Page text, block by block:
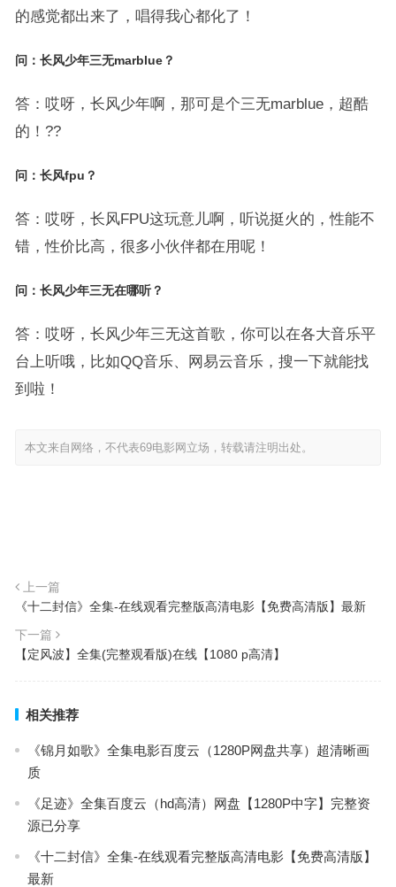
的感觉都出来了，唱得我心都化了！
问：长风少年三无marblue？
答：哎呀，长风少年啊，那可是个三无marblue，超酷
的！??
问：长风fpu？
答：哎呀，长风FPU这玩意儿啊，听说挺火的，性能不
错，性价比高，很多小伙伴都在用呢！
问：长风少年三无在哪听？
答：哎呀，长风少年三无这首歌，你可以在各大音乐平
台上听哦，比如QQ音乐、网易云音乐，搜一下就能找
到啦！
本文来自网络，不代表69电影网立场，转载请注明出处。
上一篇
《十二封信》全集-在线观看完整版高清电影【免费高清版】最新
下一篇
【定风波】全集(完整观看版)在线【1080 p高清】
相关推荐
《锦月如歌》全集电影百度云（1280P网盘共享）超清晰画
质
《足迹》全集百度云（hd高清）网盘【1280P中字】完整资
源已分享
《十二封信》全集-在线观看完整版高清电影【免费高清版】
最新